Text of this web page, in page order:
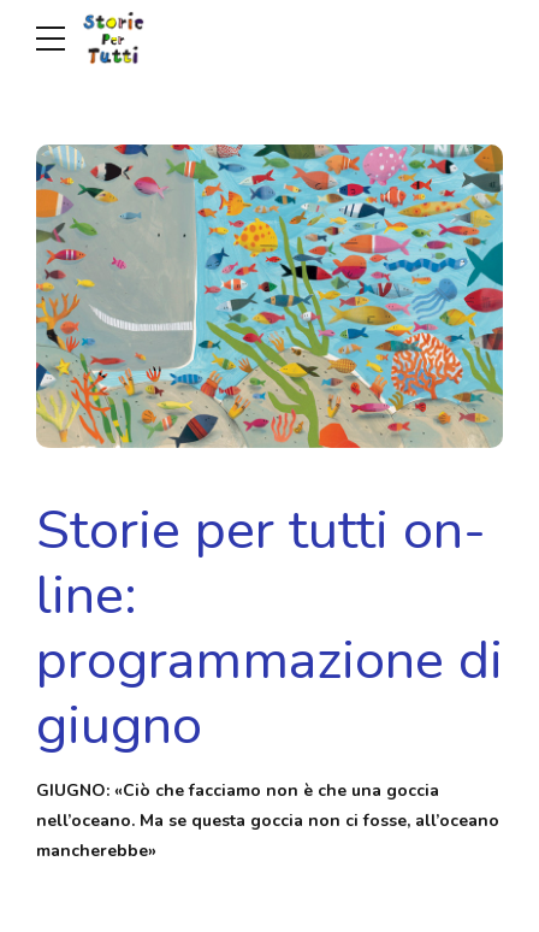
Storie per tutti on-
line:
programmazione di
giugno
GIUGNO: «Ciò che facciamo non è che una goccia
nell’oceano. Ma se questa goccia non ci fosse, all’oceano
mancherebbe»